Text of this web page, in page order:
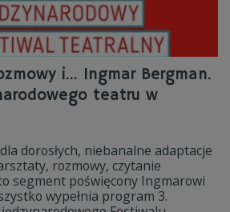
i… Ingmar Bergman.
teatru w
dorosłych, niebanalne adaptacje
rozmowy, czytanie
segment poświęcony Ingmarowi
wypełnia program 3.